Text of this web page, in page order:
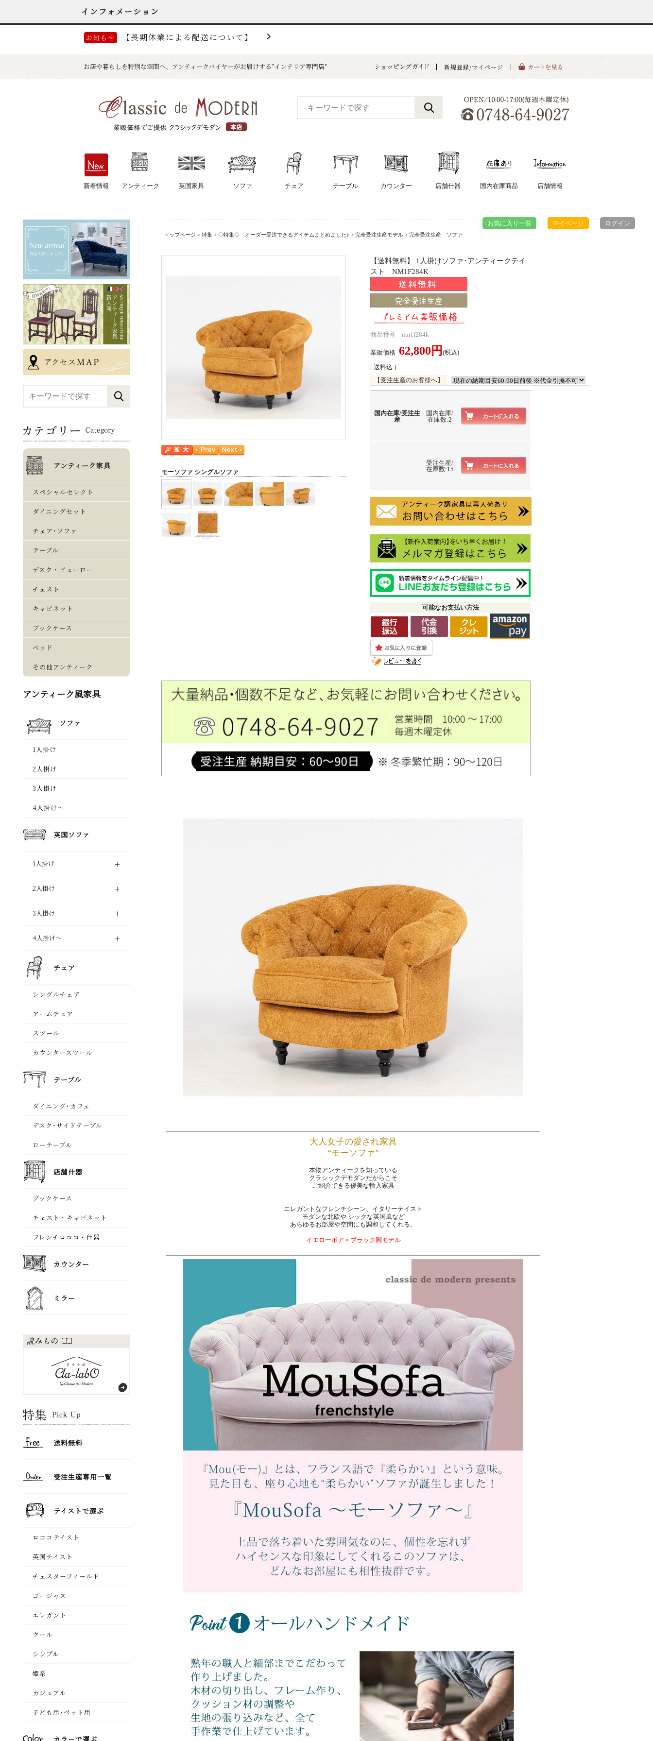
お気に入り一覧 マイページ ログイン
トップページ > 特集 > ◇特集◇ オーダー受注できるアイテムまとめました♪ > 完全受注生産モデル > 完全受注生産 ソファ
【送料無料】 1人掛けソファ･アンティークテイ
スト NM1F284K
商品番号 nm1f284k
業販価格 62,800円 (税込)
[ 送料込 ]
【受注生産のお客様へ】
国内在庫/受注生
産
国内在庫/
在庫数:2
受注生産/
在庫数:15
可能なお支払い方法
モーソファ シングルソファ
大人女子の愛され家具
“モーソファ”
本物アンティークを知っている
クラシックデモダンだからこそ
ご紹介できる優美な輸入家具
エレガントなフレンチシーン、イタリーテイスト
モダンな北欧や シックな英国風など
あらゆるお部屋や空間にも調和してくれる。
イエローボア × ブラック脚モデル